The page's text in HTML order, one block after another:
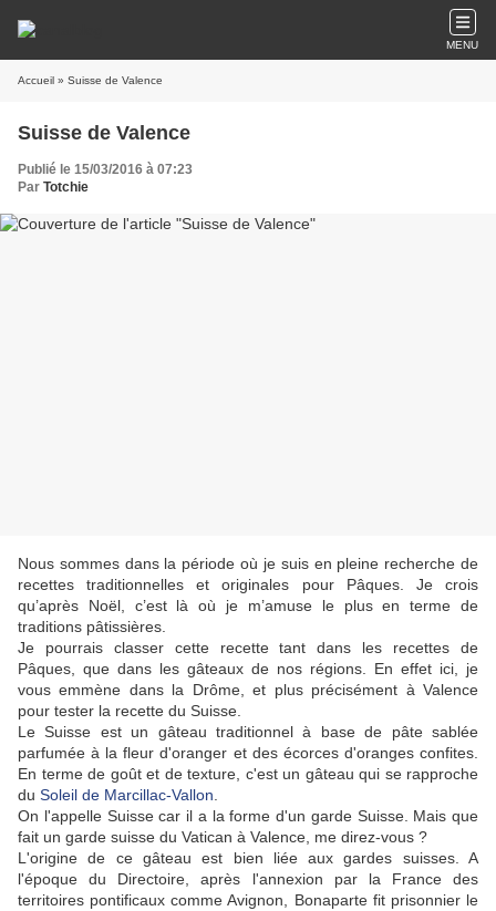
MENU
Accueil » Suisse de Valence
Suisse de Valence
Publié le 15/03/2016 à 07:23
Par Totchie
Nous sommes dans la période où je suis en pleine recherche de
recettes traditionnelles et originales pour Pâques. Je crois
qu’après Noël, c’est là où je m’amuse le plus en terme de
traditions pâtissières.
Je pourrais classer cette recette tant dans les recettes de
Pâques, que dans les gâteaux de nos régions. En effet ici, je
vous emmène dans la Drôme, et plus précisément à Valence
pour tester la recette du Suisse.
Le Suisse est un gâteau traditionnel à base de pâte sablée
parfumée à la fleur d'oranger et des écorces d'oranges confites.
En terme de goût et de texture, c'est un gâteau qui se rapproche
du Soleil de Marcillac-Vallon
On l'appelle Suisse car il a la forme d'un garde Suisse. Mais que
fait un garde suisse du Vatican à Valence, me direz-vous ?
L'origine de ce gâteau est bien liée aux gardes suisses. A
l'époque du Directoire, après l'annexion par la France des
territoires pontificaux comme Avignon, Bonaparte fit prisonnier le